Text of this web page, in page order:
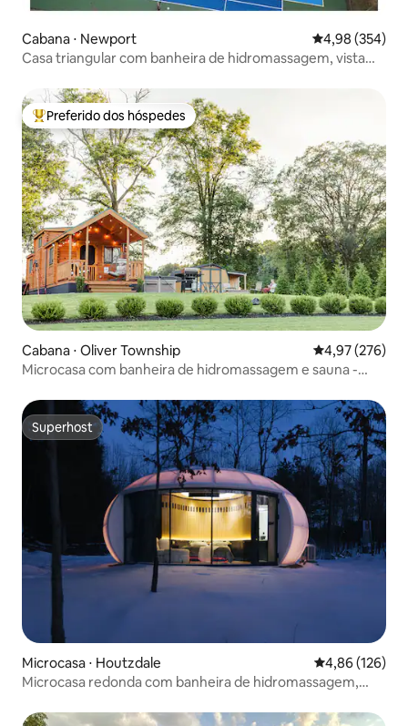
Cabana ⋅ Newport 4,98 de uma
4,98 (354)
Casa triangular com banheira de hidromassagem, vista
Entre os melhores preferidos dos hóspedes
Preferido dos hóspedes
Cabana ⋅ Oliver Township 4,97 de uma
4,97 (276)
Microcasa com banheira de hidromassagem e sauna -
Superhost
Superhost
Microcasa ⋅ Houtzdale 4,86 de uma
4,86 (126)
Microcasa redonda com banheira de hidromassagem,